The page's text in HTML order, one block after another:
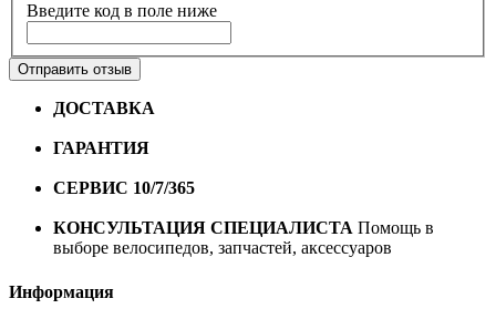
Введите код в поле ниже
Отправить отзыв
ДОСТАВКА
ГАРАНТИЯ
СЕРВИС 10/7/365
КОНСУЛЬТАЦИЯ СПЕЦИАЛИСТА Помощь в
выборе велосипедов, запчастей, аксессуаров
Информация